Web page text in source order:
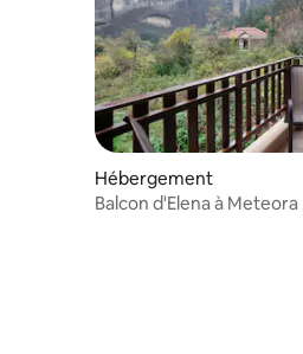
Hébergement
Balcon d'Elena à Meteora